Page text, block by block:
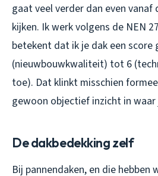
gaat veel verder dan even
kijken. Ik werk volgens de NEN
betekent dat ik je dak een score
(nieuwbouwkwaliteit) tot 6
toe). Dat klinkt misschien
gewoon objectief inzicht in
De dakbedekking zelf
Bij pannendaken, en die hebben